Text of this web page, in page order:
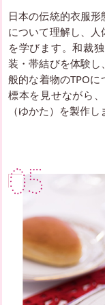
日本の伝統的衣服
について理解し、
を学びます。和裁
装・帯結びを体験
般的な着物のTPO
標本を見せながら
（ゆかた）を製作し
05